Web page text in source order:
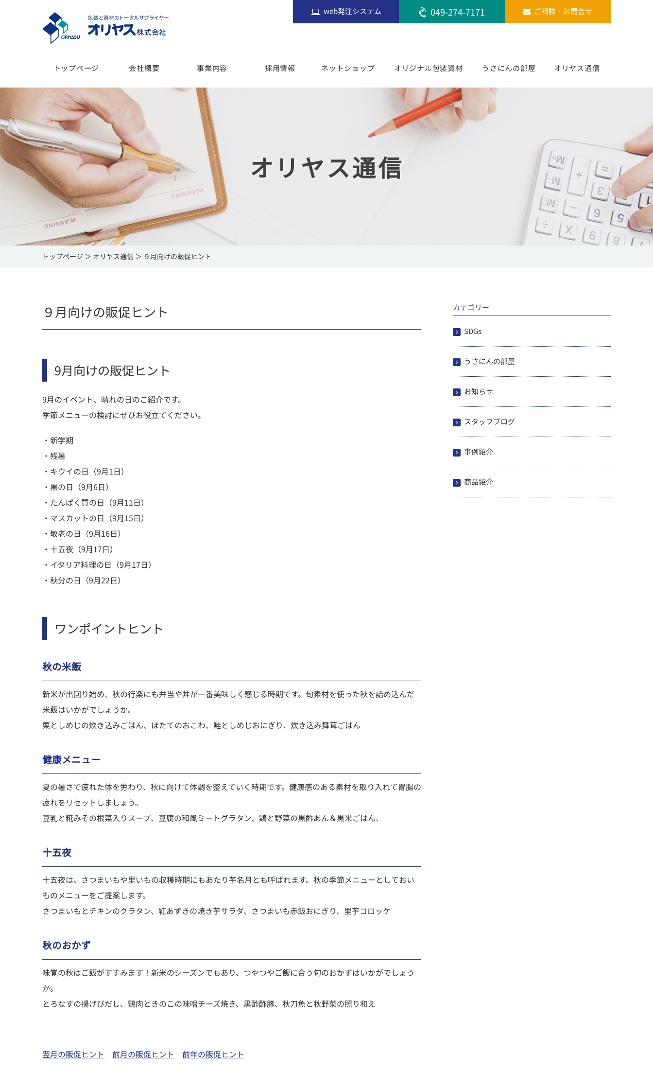
web発注システム 049-274-7171 ご相談・お問合せ
トップページ 会社概要 事業内容 採用情報 ネットショップ オリジナル包装資材 うさにんの部屋 オリヤス通信
オリヤス通信
トップページ オリヤス通信 ９月向けの販促ヒント
９月向けの販促ヒント
9月向けの販促ヒント
9月のイベント、晴れの日のご紹介です。
季節メニューの検討にぜひお役立てください。
・新学期
・残暑
・キウイの日（9月1日）
・黒の日（9月6日）
・たんぱく質の日（9月11日）
・マスカットの日（9月15日）
・敬老の日（9月16日）
・十五夜（9月17日）
・イタリア料理の日（9月17日）
・秋分の日（9月22日）
ワンポイントヒント
秋の米飯
新米が出回り始め、秋の行楽にも弁当や丼が一番美味しく感じる時期です。旬素材を使った秋を詰め込んだ
米飯はいかがでしょうか。
栗としめじの炊き込みごはん、ほたてのおこわ、鮭としめじおにぎり、炊き込み舞茸ごはん
健康メニュー
夏の暑さで疲れた体を労わり、秋に向けて体調を整えていく時期です。健康感のある素材を取り入れて胃腸の
疲れをリセットしましょう。
豆乳と糀みその根菜入りスープ、豆腐の和風ミートグラタン、鶏と野菜の黒酢あん＆黒米ごはん、
十五夜
十五夜は、さつまいもや里いもの収穫時期にもあたり芋名月とも呼ばれます。秋の季節メニューとしておい
ものメニューをご提案します。
さつまいもとチキンのグラタン、紅あずきの焼き芋サラダ、さつまいも赤飯おにぎり、里芋コロッケ
秋のおかず
味覚の秋はご飯がすすみます！新米のシーズンでもあり、つやつやご飯に合う旬のおかずはいかがでしょう
か。
とろなすの揚げびだし、鶏肉ときのこの味噌チーズ焼き、黒酢酢豚、秋刀魚と秋野菜の照り和え
翌月の販促ヒント 前月の販促ヒント 前年の販促ヒント
カテゴリー
SDGs
うさにんの部屋
お知らせ
スタッフブログ
事例紹介
商品紹介